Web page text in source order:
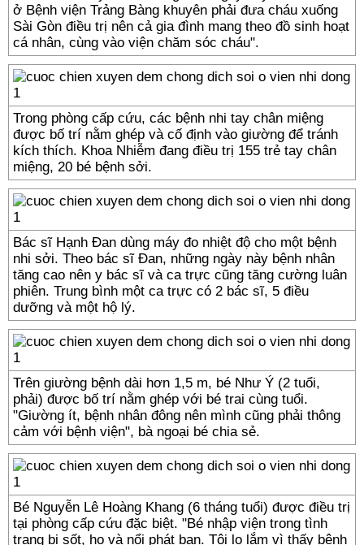
ở Bệnh viện Trảng Bàng khuyên phải đưa cháu xuống
Sài Gòn điều trị nên cả gia đình mang theo đồ sinh hoạt
cá nhân, cùng vào viện chăm sóc cháu".
Trong phòng cấp cứu, các bệnh nhi tay chân miệng
được bố trí nằm ghép và cố định vào giường để tránh
kích thích. Khoa Nhiễm đang điều trị 155 trẻ tay chân
miệng, 20 bé bệnh sởi.
Bác sĩ Hạnh Đan dùng máy đo nhiệt độ cho một bệnh
nhi sởi. Theo bác sĩ Đan, những ngày này bệnh nhân
tăng cao nên y bác sĩ và ca trực cũng tăng cường luân
phiên. Trung bình một ca trực có 2 bác sĩ, 5 điều
dưỡng và một hộ lý.
Trên giường bệnh dài hơn 1,5 m, bé Như Ý (2 tuổi,
phải) được bố trí nằm ghép với bé trai cùng tuổi.
"Giường ít, bệnh nhân đông nên mình cũng phải thông
cảm với bệnh viện", bà ngoại bé chia sẻ.
Bé Nguyễn Lê Hoàng Khang (6 tháng tuổi) được điều trị
tại phòng cấp cứu đặc biệt. "Bé nhập viện trong tình
trạng bị sốt, ho và nổi phát ban. Tôi lo lắm vì thấy bệnh